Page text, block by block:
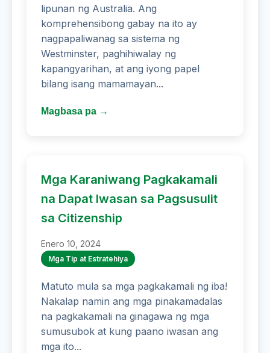
lipunan ng Australia. Ang
komprehensibong gabay na ito ay
nagpapaliwanag sa sistema ng
Westminster, paghihiwalay ng
kapangyarihan, at ang iyong papel
bilang isang mamamayan...
Magbasa pa →
Mga Karaniwang Pagkakamali
na Dapat Iwasan sa Pagsusulit
sa Citizenship
Enero 10, 2024
Mga Tip at Estratehiya
Matuto mula sa mga pagkakamali ng iba!
Nakalap namin ang mga pinakamadalas
na pagkakamali na ginagawa ng mga
sumusubok at kung paano iwasan ang
mga ito...